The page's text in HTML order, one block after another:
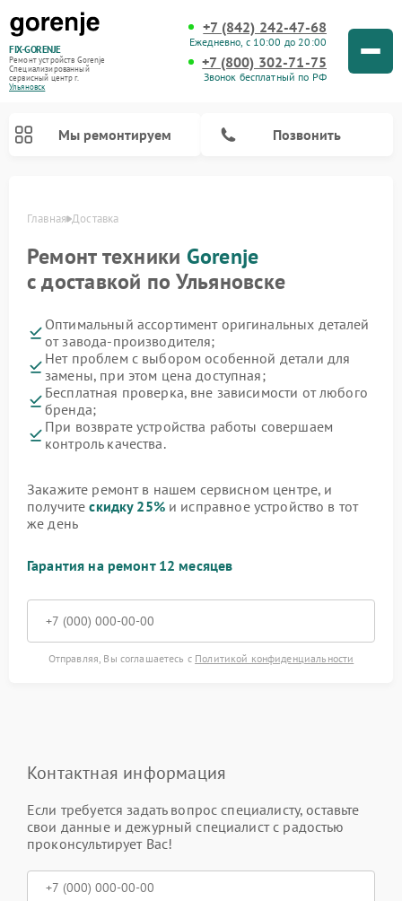
FIX-GORENJE
Ремонт устройств Gorenje
Специализированный
cервисный центр г.
Ульяновск
+7 (842) 242-47-68
Ежедневно, с 10:00 до 20:00
+7 (800) 302-71-75
Звонок бесплатный по РФ
Мы ремонтируем Позвонить
Главная Доставка
Ремонт техники Gorenje
с доставкой по Ульяновске
Оптимальный ассортимент оригинальных деталей
от завода-производителя;
Нет проблем с выбором особенной детали для
замены, при этом цена доступная;
Бесплатная проверка, вне зависимости от любого
бренда;
При возврате устройства работы совершаем
контроль качества.
Закажите ремонт в нашем сервисном центре, и
получитескидку 25%и исправное устройство в тот
же день
Гарантия на ремонт 12 месяцев
Отправляя, Вы соглашаетесь с Политикой конфиденциальности
Контактная информация
Если требуется задать вопрос специалисту, оставьте
свои данные и дежурный специалист с радостью
проконсультирует Вас!